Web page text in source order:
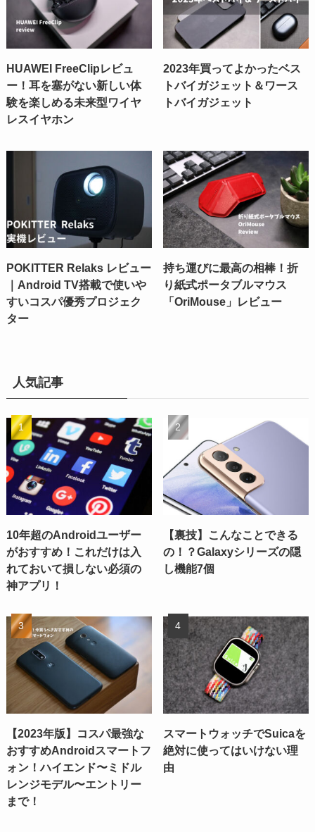
HUAWEI FreeClipレビュ
ー！耳を塞がない新しい体
験を楽しめる未来型ワイヤ
レスイヤホン
2023年買ってよかったベス
トバイガジェット＆ワース
トバイガジェット
POKITTER Relaks レビュー
｜Android TV搭載で使いや
すいコスパ優秀プロジェク
ター
持ち運びに最高の相棒！折
り紙式ポータブルマウス
「OriMouse」レビュー
人気記事
10年超のAndroidユーザー
がおすすめ！これだけは入
れておいて損しない必須の
神アプリ！
【裏技】こんなことできる
の！？Galaxyシリーズの隠
し機能7個
【2023年版】コスパ最強な
おすすめAndroidスマートフ
ォン！ハイエンド〜ミドル
レンジモデル〜エントリー
まで！
スマートウォッチでSuicaを
絶対に使ってはいけない理
由